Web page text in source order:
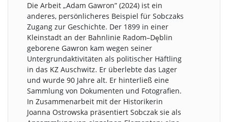
Die Arbeit „Adam Gawron” (2024) ist ein
anderes, persönlicheres Beispiel für Sobczaks
Zugang zur Geschichte. Der 1899 in einer
Kleinstadt an der Bahnlinie Radom–Dęblin
geborene Gawron kam wegen seiner
Untergrundaktivitäten als politischer Häftling
in das KZ Auschwitz. Er überlebte das Lager
und wurde 90 Jahre alt. Er hinterließ eine
Sammlung von Dokumenten und Fotografien.
In Zusammenarbeit mit der Historikerin
Joanna Ostrowska präsentiert Sobczak sie als